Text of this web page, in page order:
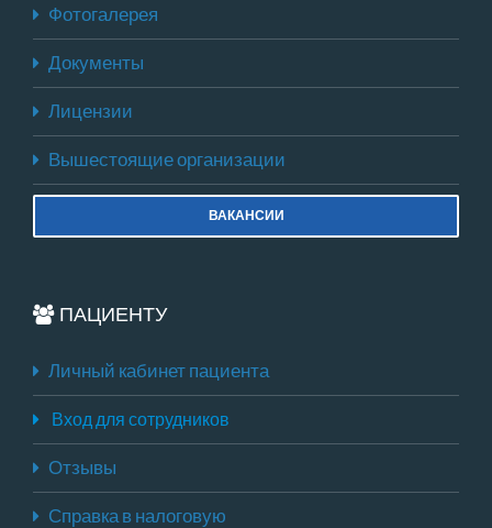
Фотогалерея
Документы
Лицензии
Вышестоящие организации
ВАКАНСИИ
ПАЦИЕНТУ
Личный кабинет пациента
Вход для сотрудников
Отзывы
Справка в налоговую